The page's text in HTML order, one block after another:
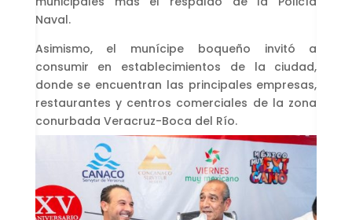
Naval.
Asimismo, el munícipe boqueño invitó a
consumir en establecimientos de la ciudad,
donde se encuentran las principales empresas,
restaurantes y centros comerciales de la zona
conurbada Veracruz-Boca del Río.